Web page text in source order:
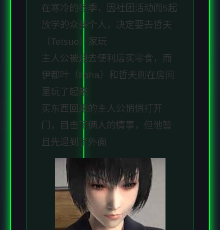
在寒冷的冬季，因社团活动而5起
放学的众多个人，决定要去哲夫
（Tetsuo）家玩
主人公被迫去便利店买零食，而
伊都叶（Itoha）和哲夫则在房间
里玩了起来
买东西回来的主人公悄悄打开
门，目击了俩人的情事，但他暂
且先退到了外面